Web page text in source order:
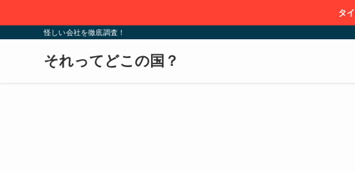
タ
怪しい会社を徹底調査！
それってどこの国？